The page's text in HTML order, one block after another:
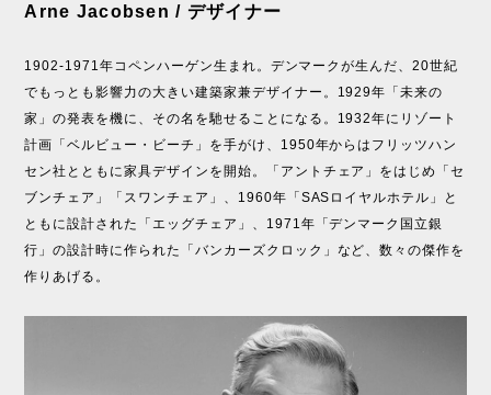
Arne Jacobsen / デザイナー
1902-1971年コペンハーゲン生まれ。デンマークが生んだ、20世紀
でもっとも影響力の大きい建築家兼デザイナー。1929年「未来の
家」の発表を機に、その名を馳せることになる。1932年にリゾート
計画「ベルビュー・ビーチ」を手がけ、1950年からはフリッツハン
セン社とともに家具デザインを開始。「アントチェア」をはじめ「セ
ブンチェア」「スワンチェア」、1960年「SASロイヤルホテル」と
ともに設計された「エッグチェア」、1971年「デンマーク国立銀
行」の設計時に作られた「バンカーズクロック」など、数々の傑作を
作りあげる。